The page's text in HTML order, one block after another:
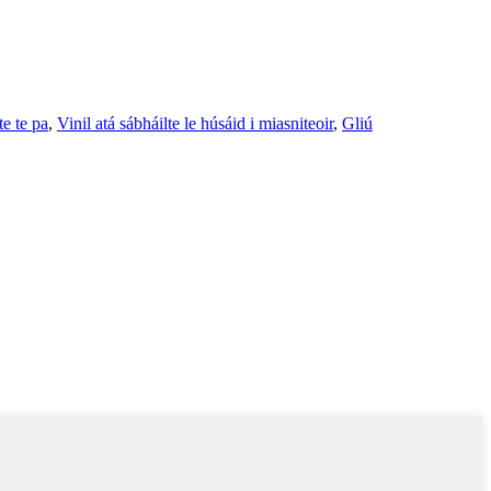
te pa, Vinil atá sábháilte le húsáid i miasniteoir, Gliú